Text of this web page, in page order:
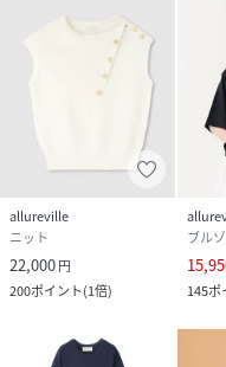
allureville
ニット
22,000円
200ポイント(1倍)
ブル
145ポ